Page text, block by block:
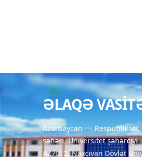
ƏLAQƏ
Azərbaycan
şəhəri, Universitet şəhərciyi
AZ7012, Naxçıvan Dövlət